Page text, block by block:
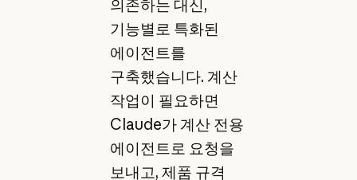
의존하는 대신,
기능별로 특화된
에이전트를
구축했습니다. 계산
작업이 필요하면
Claude가 계산 전용
에이전트로 요청을
보내고, 제품 규격